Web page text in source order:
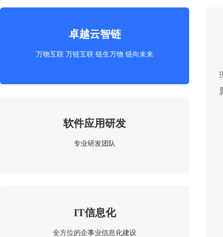
卓越云智链
万物互联 万链互联 链生万物 链向未来
软件应用研发
专业研发团队
IT信息化
全方位的企事业信息化建设